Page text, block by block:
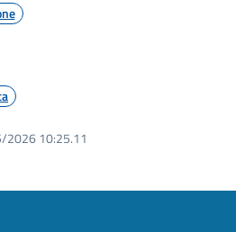
2026 10:25.11